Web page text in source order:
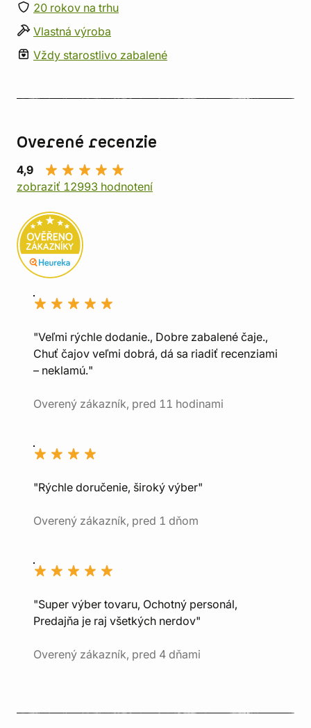
20 rokov na trhu
Vlastná výroba
Vždy starostlivo zabalené
Overené recenzie
4,9
zobraziť 12993 hodnotení
"Veľmi rýchle dodanie., Dobre zabalené čaje.,
Chuť čajov veľmi dobrá, dá sa riadiť recenziami
– neklamú."
Overený zákazník, pred 11 hodinami
"Rýchle doručenie, široký výber"
Overený zákazník, pred 1 dňom
"Super výber tovaru, Ochotný personál,
Predajňa je raj všetkých nerdov"
Overený zákazník, pred 4 dňami